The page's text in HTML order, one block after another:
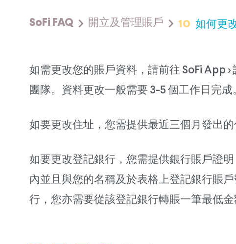
SoFi FAQ 開立及管理賬戶 10 如何更
如需更改您的賬戶資料，請前往 SoFi App
團隊。資料更改一般需要 3-5 個工作日完成
如要更改住址，您需提供最近三個月發出
如要更改登記銀行，您需提供銀行賬戶證
內並且與您的名稱及於表格上登記銀行賬
行，您亦需要從該登記銀行轉賬一筆最低